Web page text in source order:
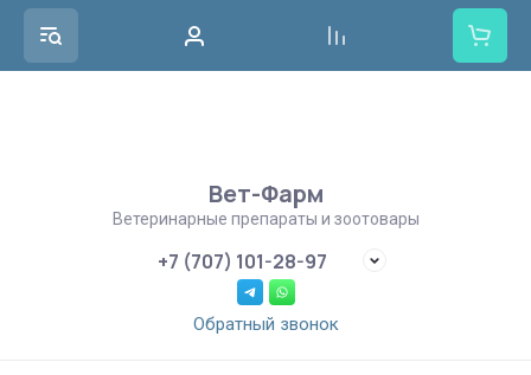
Вет-Фарм
Ветеринарные препараты и зоотовары
+7 (707) 101-28-97
Обратный звонок